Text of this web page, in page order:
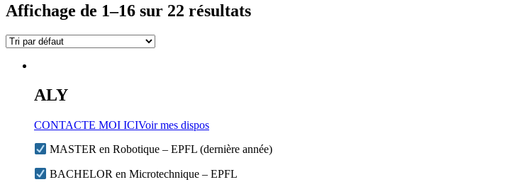
Affichage de 1–16 sur 22 résultats
ALY
CONTACTE MOI ICIVoir mes dispos
MASTER en Robotique – EPFL (dernière année)
BACHELOR en Microtechnique – EPFL